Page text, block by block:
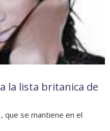
la lista britanica de
que se mantiene en el